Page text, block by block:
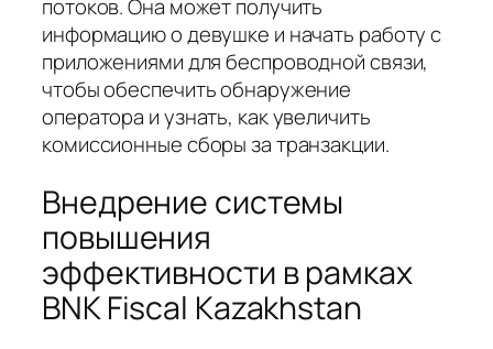
потоков. Она может получить
информацию о девушке и начать работу с
приложениями для беспроводной связи,
чтобы обеспечить обнаружение
оператора и узнать, как увеличить
комиссионные сборы за транзакции.
Внедрение системы
повышения
эффективности в рамках
BNK Fiscal Kazakhstan